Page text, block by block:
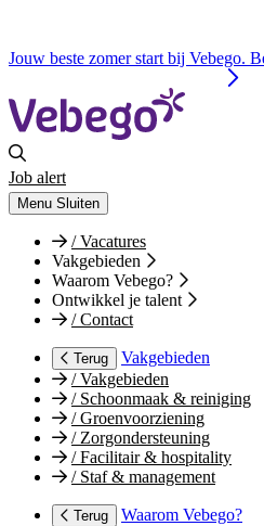
Jouw beste zomer start bij Vebego.
Job alert
Menu Sluiten
/Vacatures
Vakgebieden
Waarom Vebego?
Ontwikkel je talent
/Contact
Terug
Vakgebieden
/Vakgebieden
/Schoonmaak & reiniging
/Groenvoorziening
/Zorgondersteuning
/Facilitair & hospitality
/Staf & management
Terug
Waarom Vebego?